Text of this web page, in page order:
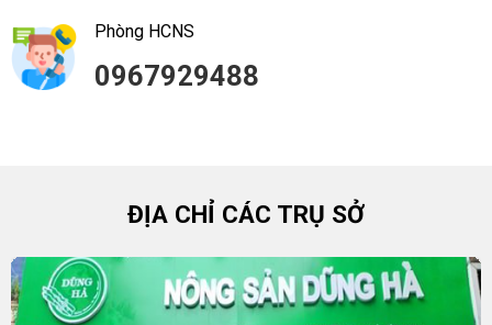
Phòng HCNS
0967929488
ĐỊA CHỈ CÁC TRỤ SỞ